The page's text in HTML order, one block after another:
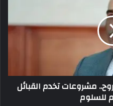
مشروعات تخدم القبائل
للسلوم